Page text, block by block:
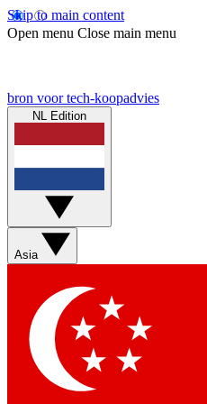
Skip to main content
Open menu Close main menu
bron voor tech-koopadvies
NL Edition
Asia